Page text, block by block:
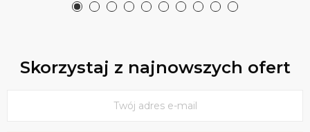
Skorzystaj z najnowszych ofert